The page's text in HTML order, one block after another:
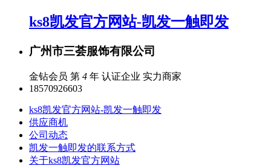
ks8凯发官方网站-凯发一触即发
广州市三荟服饰有限公司
金钻会员 第 4 年 认证企业 实力商家
18570926603
ks8凯发官方网站-凯发一触即发
供应商机
公司动态
凯发一触即发的联系方式
关于ks8凯发官方网站